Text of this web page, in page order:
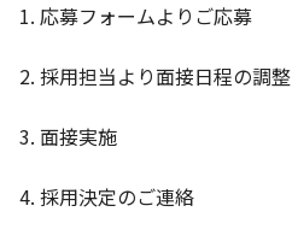
1. 応募フォームよりご応募
2. 採用担当より面接日程の調整
3. 面接実施
4. 採用決定のご連絡